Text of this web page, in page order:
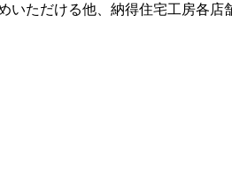
ただける他、納得住宅工房各店